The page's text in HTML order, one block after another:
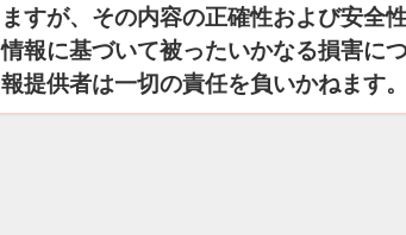
ますが、その内容の正確性および安全
情報に基づいて被ったいかなる損害に
報提供者は一切の責任を負いかねます。